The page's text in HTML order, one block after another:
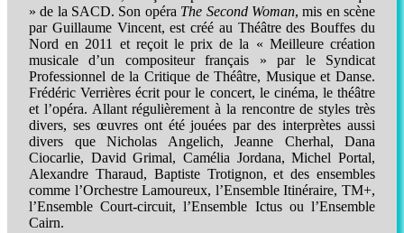
» de la SACD. Son opéra The Second Woman, mis en scène
par Guillaume Vincent, est créé au Théâtre des Bouffes du
Nord en 2011 et reçoit le prix de la « Meilleure création
musicale d’un compositeur français » par le Syndicat
Professionnel de la Critique de Théâtre, Musique et Danse.
Frédéric Verrières écrit pour le concert, le cinéma, le théâtre
et l’opéra. Allant régulièrement à la rencontre de styles très
divers, ses œuvres ont été jouées par des interprètes aussi
divers que Nicholas Angelich, Jeanne Cherhal, Dana
Ciocarlie, David Grimal, Camélia Jordana, Michel Portal,
Alexandre Tharaud, Baptiste Trotignon, et des ensembles
comme l’Orchestre Lamoureux, l’Ensemble Itinéraire, TM+,
l’Ensemble Court-circuit, l’Ensemble Ictus ou l’Ensemble
Cairn.